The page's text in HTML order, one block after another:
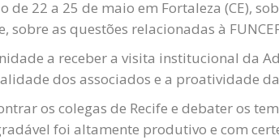
de 22 a 25 de maio em Fortaleza (CE),
sobre as questões relacionadas à
a receber a visita institucional da
dos associados e a proatividade
os colegas de Recife e debater os
foi altamente produtivo e com